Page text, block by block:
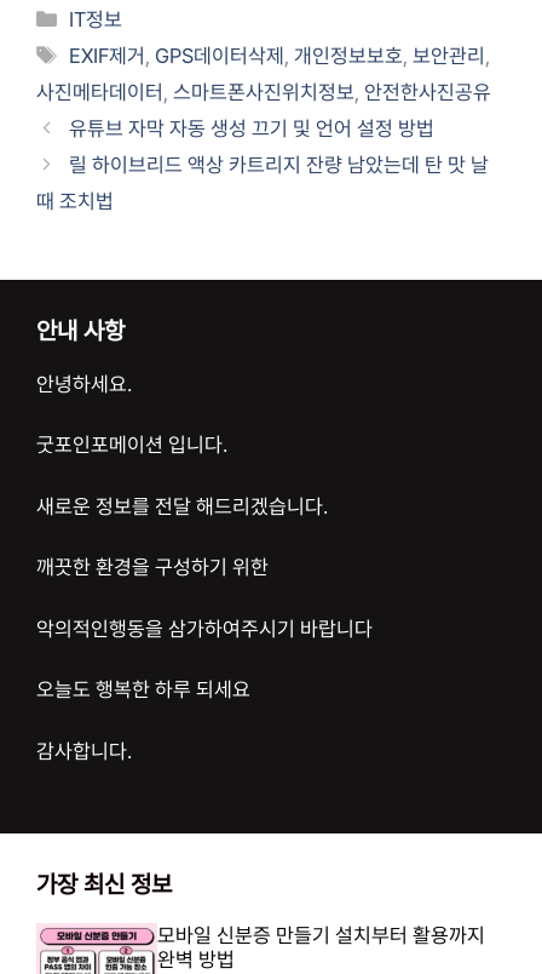
카
테
리
IT정보
태
그
EXIF제거 GPS데이터삭제 ,개인정보보호 ,보안관리
사진메타데이터 스마트폰사진위치정보 안전한사진공유
유튜브 자막 자동 생성 끄기 및 언어 설정 방법
릴 하이브리드 액상 카트리지 잔량 남았는데 탄 맛 날
때 조치법
안내 사항
안녕하세요.
굿포인포메이션 입니다.
새로운 정보를 전달 해드리겠습니다.
깨끗한 환경을 구성하기 위한
악의적인행동을 삼가하여주시기 바랍니다
오늘도 행복한 하루 되세요
감사합니다.
가장 최신 정보
모바일 신분증 만들기 설치부터 활용까지
완벽 방법